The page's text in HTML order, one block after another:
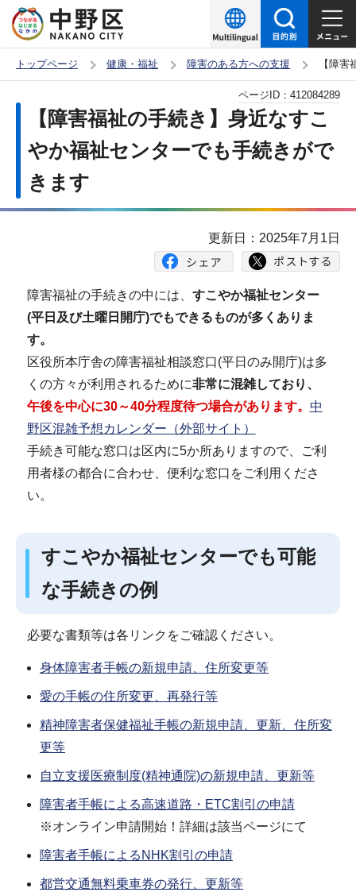
の
ー
す
トップページ 健康・福祉 障害のある方への支援 【障
【障害福祉の手続き】身近なすこ
やか福祉センターでも手続きがで
きます
ページID： 412084289
更新日：2025年7月1日
障害福祉の手続きの中には、 すこやか福祉センター
(平日及び土曜日開庁)でもできるものが多くありま
す。
区役所本庁舎の障害福祉相談窓口(平日のみ開庁)は多
くの方々が利用されるために非常に混雑しており、
午後を中心に30～40分程度待つ場合があります。 中
野区混雑予想カレンダー（外部サイト）
手続き可能な窓口は区内に5か所ありますので、ご利
用者様の都合に合わせ、便利な窓口をご利用くださ
い。
すこやか福祉センターでも可能
な手続きの例
必要な書類等は各リンクをご確認ください。
身体障害者手帳の新規申請、住所変更等
愛の手帳の住所変更、再発行等
精神障害者保健福祉手帳の新規申請、更新、住所変
更等
自立支援医療制度(精神通院)の新規申請、更新等
障害者手帳による高速道路・ETC割引の申請
※オンライン申請開始！詳細は該当ページにて
障害者手帳によるNHK割引の申請
都営交通無料乗車券の発行、更新等